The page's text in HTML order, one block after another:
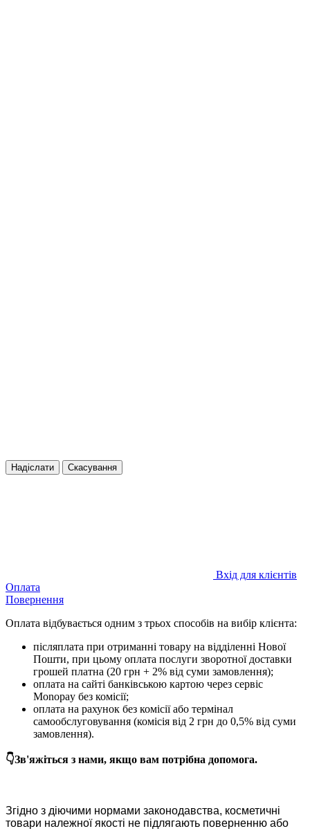
Надіслати Скасування
Вхід для клієнтів
Оплата
Повернення
Оплата відбувається одним з трьох способів на вибір клієнта:
післяплата при отриманні товару на відділенні Нової
Пошти, при цьому оплата послуги зворотної доставки
грошей платна (20 грн + 2% від суми замовлення);
оплата на сайті банківською картою через сервіс
Monopay без комісії;
оплата на рахунок без комісії або термінал
самообслуговування (комісія від 2 грн до 0,5% від суми
замовлення).
👇Зв'яжіться з нами, якщо вам потрібна допомога.
Згідно з діючими нормами законодавства, косметичні
товари належної якості не підлягають поверненню або